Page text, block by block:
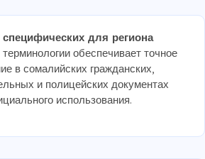
специфических для региона
обеспечивает точное
в сомалийских гражданских,
и полицейских документах
использования.